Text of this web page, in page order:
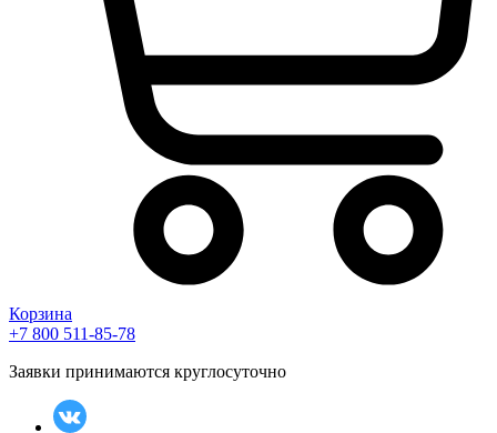
Корзина
+7 800 511-85-78
Заявки принимаются круглосуточно